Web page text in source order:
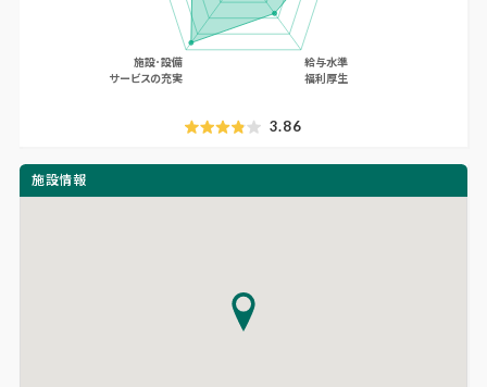
3.86
施設情報